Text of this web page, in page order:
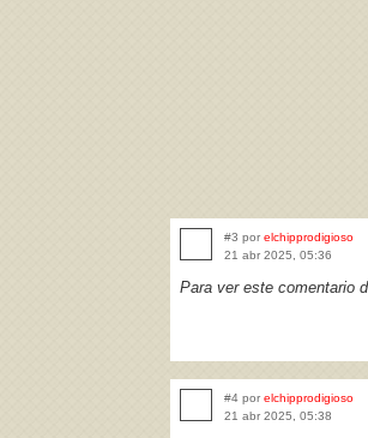
#3 por elchipprodigioso
21 abr 2025, 05:36
Para ver este comentario
#4 por elchipprodigioso
21 abr 2025, 05:38